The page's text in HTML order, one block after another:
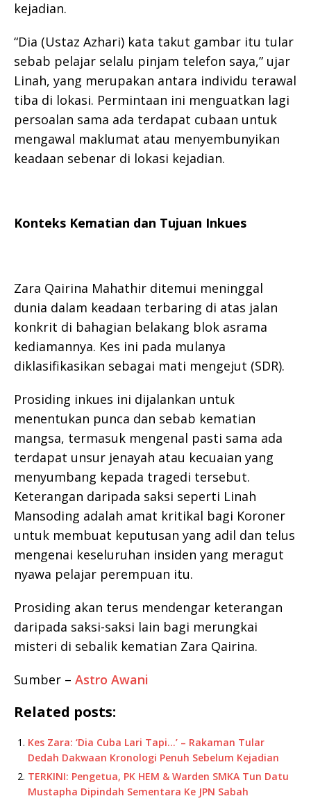
kejadian.
“Dia (Ustaz Azhari) kata takut gambar itu tular
sebab pelajar selalu pinjam telefon saya,” ujar
Linah, yang merupakan antara individu terawal
tiba di lokasi. Permintaan ini menguatkan lagi
persoalan sama ada terdapat cubaan untuk
mengawal maklumat atau menyembunyikan
keadaan sebenar di lokasi kejadian.
Konteks Kematian dan Tujuan Inkues
Zara Qairina Mahathir ditemui meninggal
dunia dalam keadaan terbaring di atas jalan
konkrit di bahagian belakang blok asrama
kediamannya. Kes ini pada mulanya
diklasifikasikan sebagai mati mengejut (SDR).
Prosiding inkues ini dijalankan untuk
menentukan punca dan sebab kematian
mangsa, termasuk mengenal pasti sama ada
terdapat unsur jenayah atau kecuaian yang
menyumbang kepada tragedi tersebut.
Keterangan daripada saksi seperti Linah
Mansoding adalah amat kritikal bagi Koroner
untuk membuat keputusan yang adil dan telus
mengenai keseluruhan insiden yang meragut
nyawa pelajar perempuan itu.
Prosiding akan terus mendengar keterangan
daripada saksi-saksi lain bagi merungkai
misteri di sebalik kematian Zara Qairina.
Sumber – Astro Awani
Related posts:
Kes Zara: ‘Dia Cuba Lari Tapi…’ – Rakaman Tular
Dedah Dakwaan Kronologi Penuh Sebelum Kejadian
TERKINI: Pengetua, PK HEM & Warden SMKA Tun Datu
Mustapha Dipindah Sementara Ke JPN Sabah